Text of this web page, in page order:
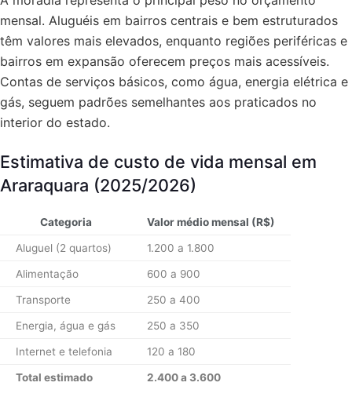
mensal. Aluguéis em bairros centrais e bem estruturados
têm valores mais elevados, enquanto regiões periféricas e
bairros em expansão oferecem preços mais acessíveis.
Contas de serviços básicos, como água, energia elétrica e
gás, seguem padrões semelhantes aos praticados no
interior do estado.
Estimativa de custo de vida mensal em
Araraquara (2025/2026)
Categoria Valor médio mensal (R$)
Aluguel (2 quartos) 1.200 a 1.800
Alimentação 600 a 900
Transporte 250 a 400
Energia, água e gás 250 a 350
Internet e telefonia 120 a 180
Total estimado 2.400 a 3.600